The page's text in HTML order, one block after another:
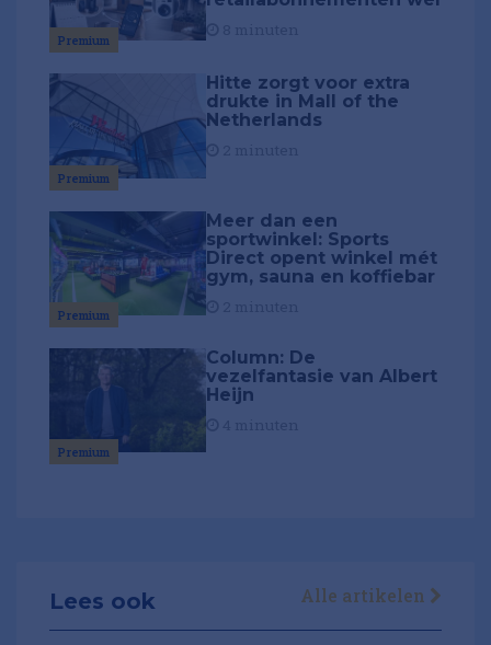
Premium
Premium
Hitte zorgt voor extra
drukte in Mall of the
Netherlands
Premium
Meer dan een
sportwinkel: Sports
Direct opent winkel mét
gym, sauna en koffiebar
Premium
Column: De
vezelfantasie van Albert
Heijn
Lees ook Alle artikelen